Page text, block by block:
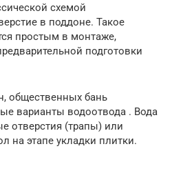
схемой
в поддоне. Такое
простым в монтаже,
подготовки
общественных бань
варианты водоотвода . Вода
отверстия (трапы) или
на этапе укладки плитки.